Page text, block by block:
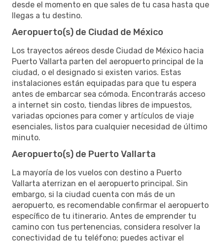
desde el momento en que sales de tu casa hasta que
llegas a tu destino.
Aeropuerto(s) de Ciudad de México
Los trayectos aéreos desde Ciudad de México hacia
Puerto Vallarta parten del aeropuerto principal de la
ciudad, o el designado si existen varios. Estas
instalaciones están equipadas para que tu espera
antes de embarcar sea cómoda. Encontrarás acceso
a internet sin costo, tiendas libres de impuestos,
variadas opciones para comer y artículos de viaje
esenciales, listos para cualquier necesidad de último
minuto.
Aeropuerto(s) de Puerto Vallarta
La mayoría de los vuelos con destino a Puerto
Vallarta aterrizan en el aeropuerto principal. Sin
embargo, si la ciudad cuenta con más de un
aeropuerto, es recomendable confirmar el aeropuerto
específico de tu itinerario. Antes de emprender tu
camino con tus pertenencias, considera resolver la
conectividad de tu teléfono; puedes activar el